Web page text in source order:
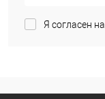
Я согласен на